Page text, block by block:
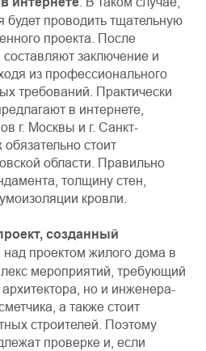
будет проводить тщательную
проекта. После
заключение и
из профессионального
требований. Практически
в интернете,
г. Москвы и г. Санкт-
стоит
области. Правильно
толщину стен,
кровли.
созданный
над проектом жилого дома в
мероприятий, требующий
но и инженера-
а также стоит
строителей. Поэтому
проверке и, если